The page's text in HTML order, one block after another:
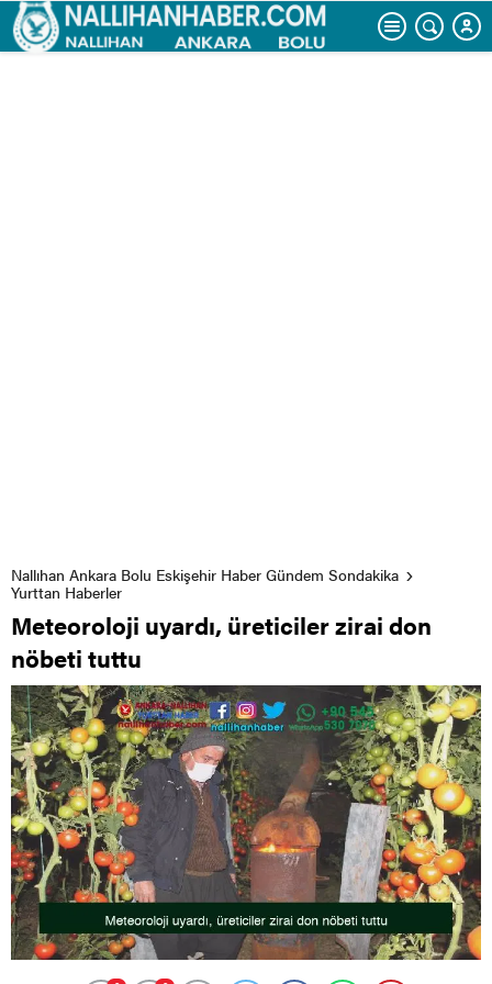
Nallıhan Ankara Bolu Eskişehir Haber Gündem Sondakika
Yurttan Haberler
Meteoroloji uyardı, üreticiler zirai don
nöbeti tuttu
derecede
havaya serpilen
kaynar su